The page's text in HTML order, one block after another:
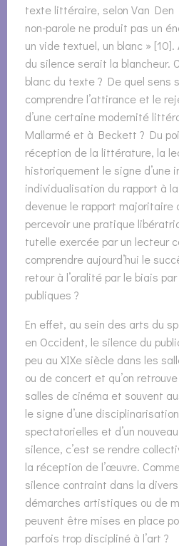
texte littéraire, selon Van Den
non-parole ne produit pas un
un vide textuel, un blanc »
du silence serait la blancheur.
blanc du texte ? De quel sens
comprendre l’attirance et le
d’une certaine modernité
Mallarmé et à Beckett ? Du
réception de la littérature, la
historiquement le signe d’une
individualisation du rapport à
devenue le rapport majoritaire
percevoir une pratique
tutelle exercée par un lecteur
comprendre aujourd’hui le
retour à l’oralité par le biais
publiques ?
En effet, au sein des arts du
en Occident, le silence du
peu au XIXe siècle dans les
ou de concert et qu’on
salles de cinéma et souvent
le signe d’une
spectatorielles et d’un
silence, c’est se rendre
la réception de l’œuvre.
silence contraint dans la
démarches artistiques ou de
peuvent être mises en place
parfois trop discipliné à l’art ?